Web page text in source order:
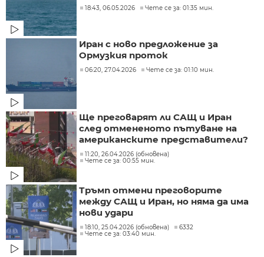
18:43, 06.05.2026 Чете се за: 01:35 мин.
Иран с ново предложение за
Ормузкия проток
06:20, 27.04.2026 Чете се за: 01:10 мин.
Ще преговарят ли САЩ и Иран
след отмененото пътуване на
американските представители?
11:20, 26.04.2026 (обновена)
Чете се за: 00:55 мин.
Тръмп отмени преговорите
между САЩ и Иран, но няма да има
нови удари
18:10, 25.04.2026 (обновена)
6332
Чете се за: 03:40 мин.